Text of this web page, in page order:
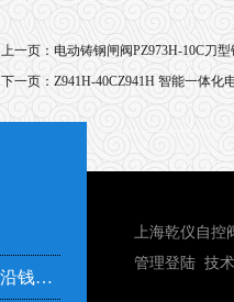
上一页： 电动铸钢闸阀PZ973H-10C刀
下一页： Z941H-40CZ941H 智能一体化
地址：上海市奉贤区青村镇沿钱公路351号
上海乾仪自控
管理登陆 技